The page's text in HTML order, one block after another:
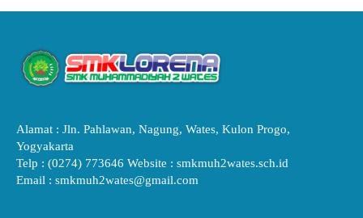
Alamat : Jln. Pahlawan, Nagung, Wates, Kulon Progo,
Yogyakarta
Telp : (0274) 773646 Website : smkmuh2wates.sch.id
Email : smkmuh2wates@gmail.com